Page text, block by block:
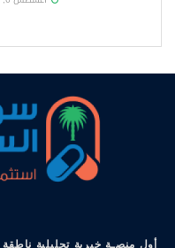
أول منصـة خبرية تحليلية